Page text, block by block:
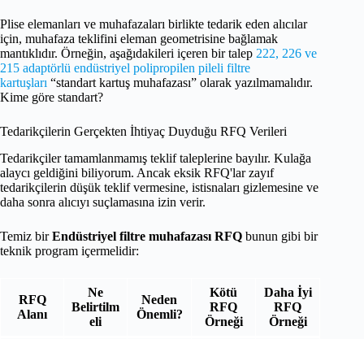
Plise elemanları ve muhafazaları birlikte tedarik eden alıcılar
için, muhafaza teklifini eleman geometrisine bağlamak
mantıklıdır. Örneğin, aşağıdakileri içeren bir talep 222, 226 ve
215 adaptörlü endüstriyel polipropilen pileli filtre
kartuşları “standart kartuş muhafazası” olarak yazılmamalıdır.
Kime göre standart?
Tedarikçilerin Gerçekten İhtiyaç Duyduğu RFQ Verileri
Tedarikçiler tamamlanmamış teklif taleplerine bayılır. Kulağa
alaycı geldiğini biliyorum. Ancak eksik RFQ'lar zayıf
tedarikçilerin düşük teklif vermesine, istisnaları gizlemesine ve
daha sonra alıcıyı suçlamasına izin verir.
Temiz birEndüstriyel filtre muhafazası RFQ bunun gibi bir
teknik program içermelidir:
RFQ
Alanı
Ne
Belirtilm
eli
Neden
Önemli?
Kötü
RFQ
Örneği
Daha İyi
RFQ
Örneği